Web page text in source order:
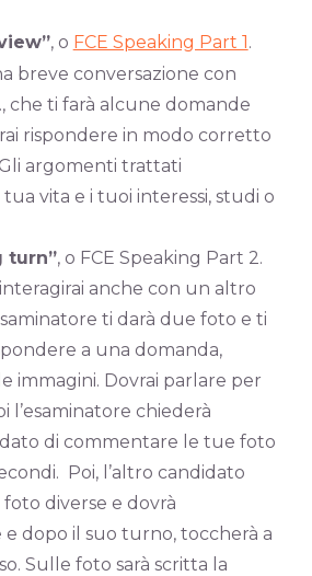
, o FCE Speaking Part 1.
breve conversazione con
che ti farà alcune domande
rispondere in modo corretto
argomenti trattati
vita e i tuoi interessi, studi o
turn”, o FCE Speaking Part 2.
anche con un altro
ti darà due foto e ti
a una domanda,
immagini. Dovrai parlare per
l’esaminatore chiederà
di commentare le tue foto
Poi, l’altro candidato
diverse e dovrà
dopo il suo turno, toccherà a
Sulle foto sarà scritta la